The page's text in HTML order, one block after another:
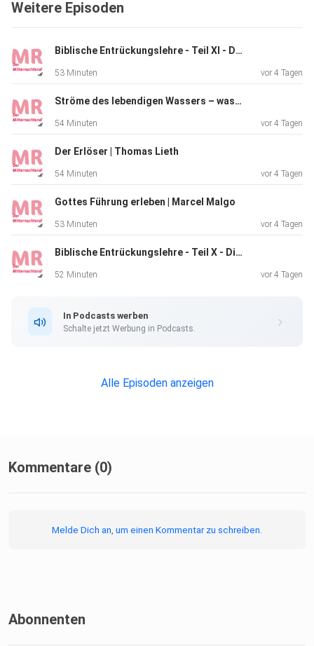
Radio Neue Hoffnung, kurz RNH, sendet christliche
Stunden. Es
ist dem Missionswerk Mitternachtsruf unterstellt,
allerdings
strahlen auch andere christliche Werke und Gemeinden ihre
Sendungen über RNH aus. Unser Motto lautet: «So kommt
aus dem Hören, das Hören aber durch das Wort Christi»
(Römer
Weitere Episoden
Biblische Entrückungslehre - Teil XI - Der Tag Jesu Christi | Norbert Lieth
53 Minuten vor 4 Tagen
Ströme des lebendigen Wassers – was die Bibel damit meint | Marcel Malgo
54 Minuten vor 4 Tagen
Der Erlöser | Thomas Lieth
54 Minuten vor 4 Tagen
Gottes Führung erleben | Marcel Malgo
53 Minuten vor 4 Tagen
Biblische Entrückungslehre - Teil X - Die Hinwegnahme dessen, was noch aufhält | Norbert Lieth
52 Minuten vor 4 Tagen
In Podcasts werben
Schalte jetzt Werbung in Podcasts.
Alle Episoden anzeigen
Kommentare (0)
Melde Dich an, um einen Kommentar zu schreiben.
Abonnenten